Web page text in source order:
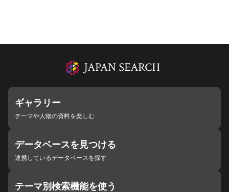
ギャラリー
テーマや人物の資料を楽しむ
データベースを見つける
連携しているデータベースを探す
テーマ別検索機能を使う